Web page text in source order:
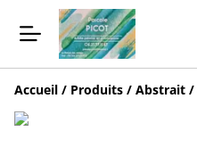
Accueil / Produits / Abstrait /